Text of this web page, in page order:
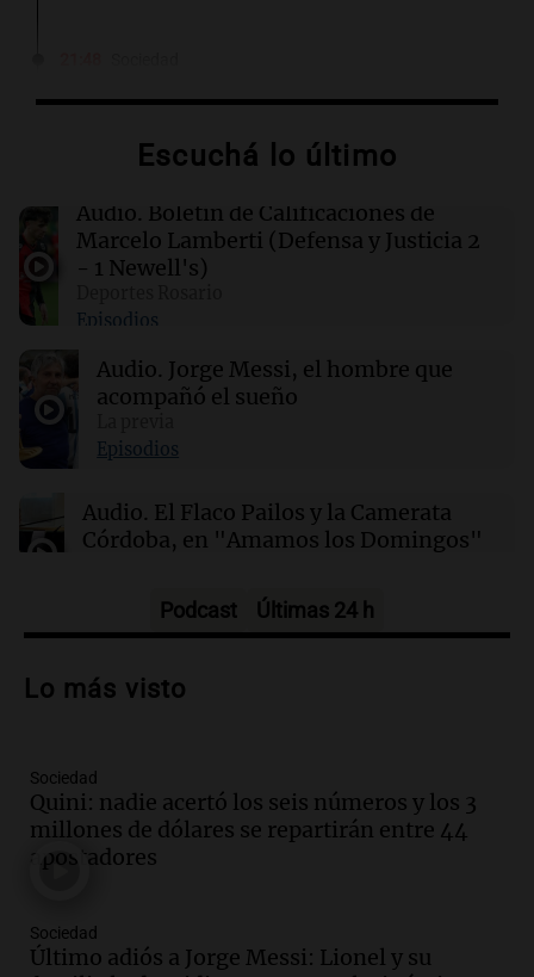
millones de dólares se repartirán entre 44
21:36 Deportes
El futbolista argentino Matías Pourrain
permanece detenido en una cárcel de máxima
seguridad en EE. UU.
¿Por qué los dinosaurios nunca evolucionaron
a tamaños diminutos si alcanzaron
gigantescas proporciones?
Químicos rompen barreras en reacciones
químicas al liberar electrones directamente en
Escuchá lo último
Audio. Boletín de Calificaciones de
Marcelo Lamberti (Defensa y Justicia 2
- 1 Newell's)
Episodios
Audio. Jorge Messi, el hombre que
acompañó el sueño
Episodios
Audio. El Flaco Pailos y la Camerata
Córdoba, en "Amamos los Domingos"
hablaron de su obra en Cadena 3
Audio.
Córdoba espera a León XIV con el
recuerdo del paso de Juan Pablo II: "Te
traspasaba con la mirada"
Amamos los Domingos
Audio.
un imperdible cordobés para los
Podcast Últimas 24 h
Lo más visto
Sociedad
Quini: nadie acertó los seis números y los 3
millones de dólares se repartirán entre 44
apostadores
Sociedad
Último adiós a Jorge Messi: Lionel y su